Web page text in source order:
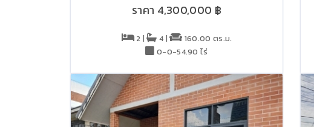
ราคา 4,300,000 ฿
2 | 4 |
160.00 ตร.ม.
0-0-54.90 ไร่